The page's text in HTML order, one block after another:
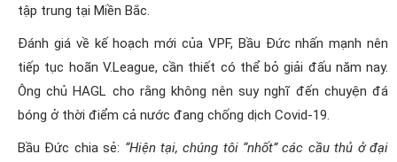
tập trung tại Miền Bắc.
Đánh giá về kế hoạch mới của VPF, Bầu Đức nhấn mạnh nên
tiếp tục hoãn V.League, cần thiết có thể bỏ giải đấu năm nay.
Ông chủ HAGL cho rằng không nên suy nghĩ đến chuyện đá
bóng ở thời điểm cả nước đang chống dịch Covid-19.
Bầu Đức chia sẻ: “Hiện tại, chúng tôi “nhốt” các cầu thủ ở đại